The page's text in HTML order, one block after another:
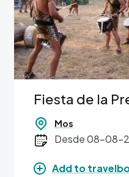
Fiesta de la
Mos
Desde 08-08-
Add to